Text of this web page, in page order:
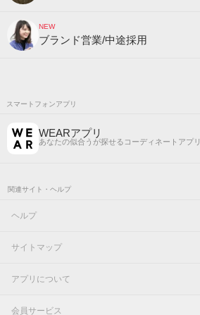
NEW
ブランド営業/中途採用
スマートフォンアプリ
WEARアプリ
あなたの似合うが探せるコーディネートアプリ
関連サイト・ヘルプ
ヘルプ
サイトマップ
アプリについて
会員サービス